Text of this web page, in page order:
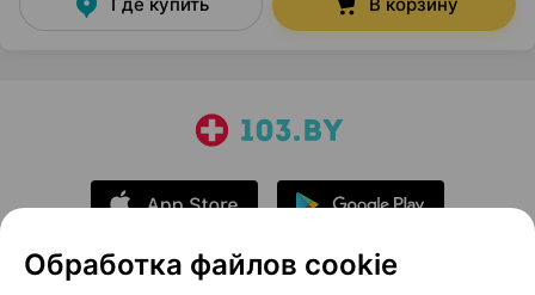
Обработка файлов cookie